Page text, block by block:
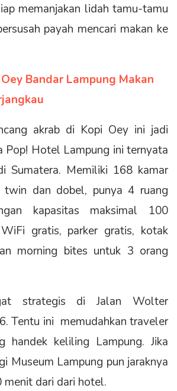
memanjakan lidah tamu-tamu
payah mencari makan ke
Bandar Lampung Makan
akrab di Kopi Oey ini jadi
Pop! Hotel Lampung ini ternyata
Sumatera. Memiliki 168 kamar
twin dan dobel, punya 4 ruang
kapasitas maksimal 100
gratis, parker gratis, kotak
morning bites untuk 3 orang
strategis di Jalan Wolter
Tentu ini memudahkan traveler
handek keliling Lampung. Jika
Museum Lampung pun jaraknya
menit dari dari hotel.